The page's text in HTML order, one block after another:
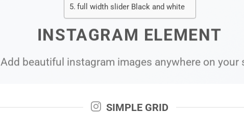
full width slider Black and white
INSTAGRAM ELEMENT
Add beautiful instagram images anywhere on your
SIMPLE GRID